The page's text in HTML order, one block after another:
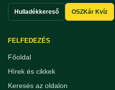
Hulladékkereső OSZKár Kvíz
FELFEDEZÉS
Főoldal
Hírek és cikkek
Keresés az oldalon